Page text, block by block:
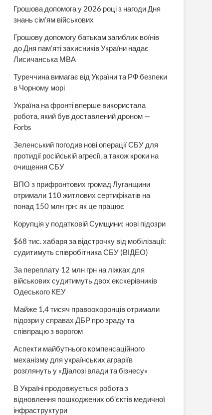
Грошова допомога у 2026 році з нагоди Дня
знань сім’ям військових
Грошову допомогу батькам загиблих воїнів
до Дня пам’яті захисників України надає
Лисичанська МВА
Туреччина вимагає від України та РФ безпеки
в Чорному морі
Україна на фронті вперше використала
робота, який був доставлений дроном —
Forbs
Зеленський погодив нові операції СБУ для
протидії російській агресії, а також кроки на
очищення СБУ
ВПО з прифронтових громад Луганщини
отримали 110 житлових сертифікатів на
понад 150 млн грн: як це працює
Корупція у податковій Сумщини: нові підозри
$68 тис. хабаря за відстрочку від мобілізації:
судитимуть співробітника СБУ (ВІДЕО)
За переплату 12 млн грн на ліжках для
військових судитимуть двох екскерівників
Одеського КЕУ
Майже 1,4 тисяч правоохоронців отримали
підозри у справах ДБР про зраду та
співпрацю з ворогом
Аспекти майбутнього компенсаційного
механізму для українських аграріїв
розглянуть у «Діалозі влади та бізнесу»
В Україні продовжується робота з
відновлення пошкоджених об’єктів медичної
інфраструктури